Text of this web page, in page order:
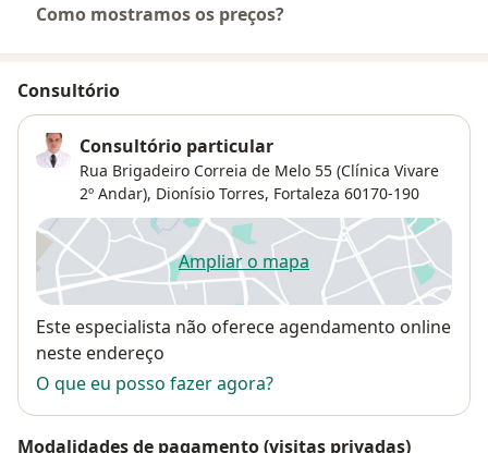
Como mostramos os preços?
Consultório
Consultório particular
Rua Brigadeiro Correia de Melo 55 (Clínica Vivare
2º Andar), Dionísio Torres, Fortaleza 60170-190
Ampliar o mapaabre num novo separador
Disponibilidade
Este especialista não oferece agendamento online
neste endereço
O que eu posso fazer agora?
Modalidades de pagamento (visitas privadas)